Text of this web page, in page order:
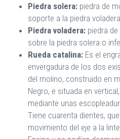
Piedra solera: piedra de
soporte a la piedra
Piedra voladera: piedra
sobre la piedra solera o
Rueda catalina: Es el
envergadura de los dos
del molino, construido en
Negro, e situada en
mediante unas
Tiene cuarenta dientes,
movimiento del eje a la